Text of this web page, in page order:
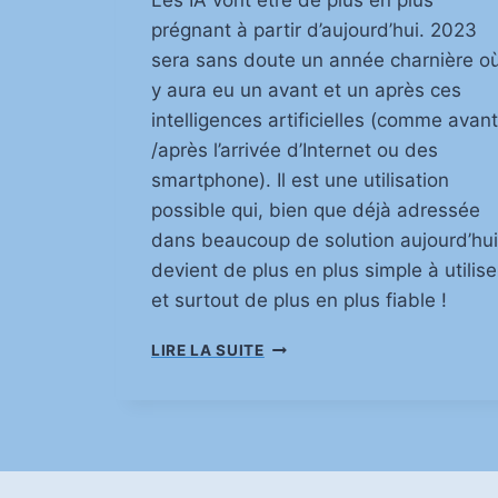
T
A
T
U
R
V
I
T
U
E
prégnant à partir d’aujourd’hui. 2023
sera sans doute un année charnière
y aura eu un avant et un après ces
intelligences artificielles (comme avant
/après l’arrivée d’Internet ou des
smartphone). Il est une utilisation
possible qui, bien que déjà adressée
dans beaucoup de solution
devient de plus en plus simple à
et surtout de plus en plus fiable !
LIRE LA SUITET